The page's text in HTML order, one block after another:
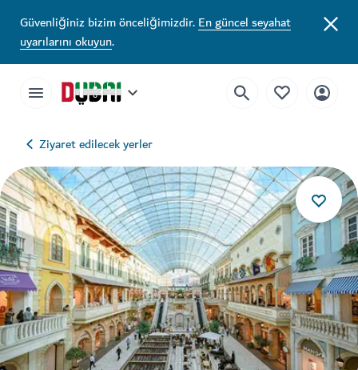
Güvenliğiniz bizim önceliğimizdir.En güncel seyahat
uyarılarını okuyun.
Ziyaret edilecek yerler